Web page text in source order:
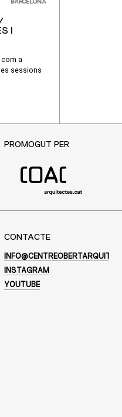
BARCELONA
I
com a
sessions
PROMOGUT PER
CONTACTE
INSTAGRAM
YOUTUBE